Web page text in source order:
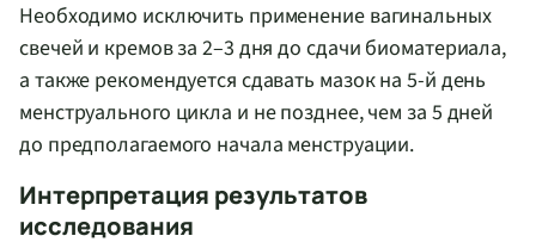
Необходимо исключить применение вагинальных
свечей и кремов за 2–3 дня до сдачи биоматериала,
а также рекомендуется сдавать мазок на 5-й день
менструального цикла и не позднее, чем за 5 дней
до предполагаемого начала менструации.
Интерпретация результатов
исследования